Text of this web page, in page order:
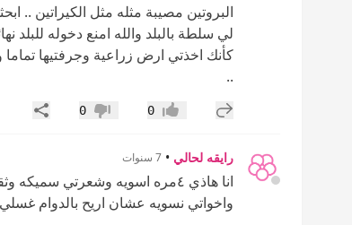
البروتين مصيبة مثله مثل الكيراتين ..
لي سلطة بالبلد والله امنع دخوله
كأنك اخذتي ارض زراعية وجرفتيها
..
إضافة رد جديد
إعجاب0 عدم إعجاب
0 مشاركة
رايقه لحالي • 7 سنوات
انا هاذي ٤مره اسويه وشعرتي
واخواتي نسويه عشان اريح بالدوام